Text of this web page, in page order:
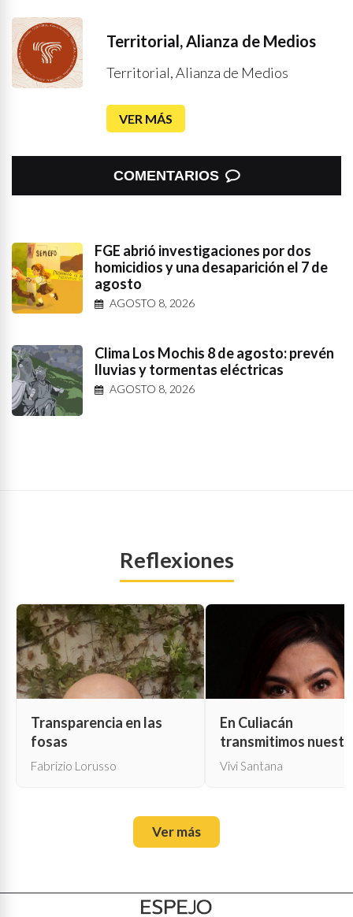
Territorial, Alianza de Medios
Territorial, Alianza de Medios
VER MÁS
COMENTARIOS
FGE abrió investigaciones por dos
homicidios y una desaparición el 7 de
agosto
AGOSTO 8, 2026
Clima Los Mochis 8 de agosto: prevén
lluvias y tormentas eléctricas
AGOSTO 8, 2026
Reflexiones
Transparencia en las
fosas
Fabrizio Lorusso
En Culiacán
transmitimos
propia muerte
Vivi Santana
Ver más